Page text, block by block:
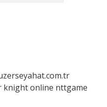
knight online nttgame